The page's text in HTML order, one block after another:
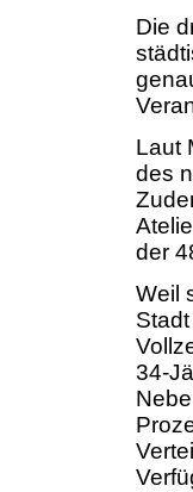
Die
Laut
des
der
Weil
34-